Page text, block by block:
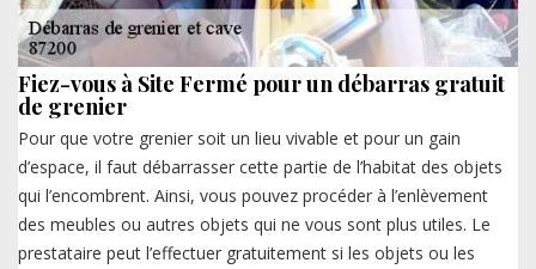
Fiez-vous à Site Fermé pour un débarras gratuit
de grenier
Pour que votre grenier soit un lieu vivable et pour un gain
d’espace, il faut débarrasser cette partie de l’habitat des objets
qui l’encombrent. Ainsi, vous pouvez procéder à l’enlèvement
des meubles ou autres objets qui ne vous sont plus utiles. Le
prestataire peut l’effectuer gratuitement si les objets ou les